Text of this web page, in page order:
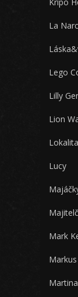
La
Lego
Lilly
Lion
Lucy
Mark